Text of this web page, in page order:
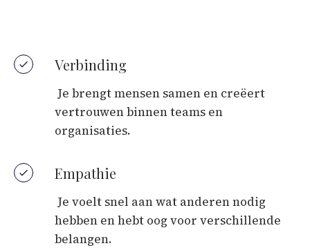
Verbinding
Je brengt mensen samen en creëert
vertrouwen binnen teams en
organisaties.
Empathie
Je voelt snel aan wat anderen nodig
hebben en hebt oog voor verschillende
belangen.